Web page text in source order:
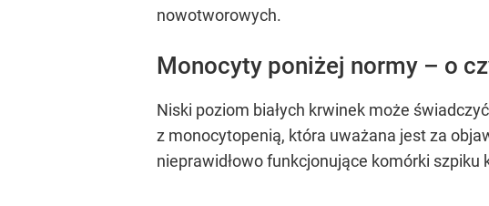
nowotworowych.
Monocyty poniżej normy – o
Niski poziom białych krwinek może
z monocytopenią, która uważana jest za
nieprawidłowo funkcjonujące komórki szpiku